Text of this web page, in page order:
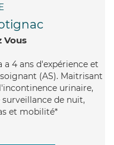
Vous
4 ans d'expérience et
(AS). Maitrisant
urinaire,
surveillance de nuit,
et mobilité*